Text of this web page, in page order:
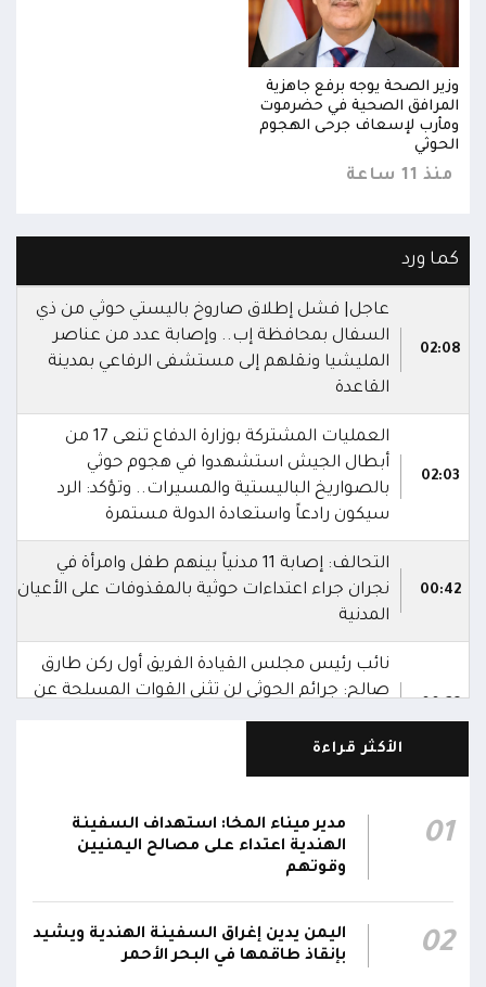
وزير الصحة يوجه برفع جاهزية
المرافق الصحية في حضرموت
ومأرب لإسعاف جرحى الهجوم
الحوثي
منذ 11 ساعة
كما ورد
02:08
عاجل| فشل إطلاق صاروخ باليستي حوثي من ذي
السفال بمحافظة إب.. وإصابة عدد من عناصر
المليشيا ونقلهم إلى مستشفى الرفاعي بمدينة
القاعدة
02:03
العمليات المشتركة بوزارة الدفاع تنعى 17 من
أبطال الجيش استشهدوا في هجوم حوثي
بالصواريخ الباليستية والمسيرات.. وتؤكد: الرد
سيكون رادعاً واستعادة الدولة مستمرة
00:42
التحالف: إصابة 11 مدنياً بينهم طفل وامرأة في
نجران جراء اعتداءات حوثية بالمقذوفات على الأعيان
المدنية
نائب رئيس مجلس القيادة الفريق أول ركن طارق
صالح: جرائم الحوثي لن تثني القوات المسلحة عن
أداء واجبها الوطني واستعادة الدولة وعاصمتها
صنعاء
00:28
صالح يشيد بالروح القتالية العالية لكافة منتسبي
الفرقتين الأولى والثالثة وحسن التعامل مع الموقف
وثبات المقاتلين في مواقعهم
00:26
الفريق أول ركن طارق صالح يعزي في اتصالين
هاتفيين قائدي الفرقتين الأولى والثالثة طوارئ في
استشهاد عدد من الأبطال بالهجوم الحوثي الغادر
الأكثر قراءة
01
مدير ميناء المخا: استهداف السفينة
الهندية اعتداء على مصالح اليمنيين
وقوتهم
02
اليمن يدين إغراق السفينة الهندية ويشيد
بإنقاذ طاقمها في البحر الأحمر